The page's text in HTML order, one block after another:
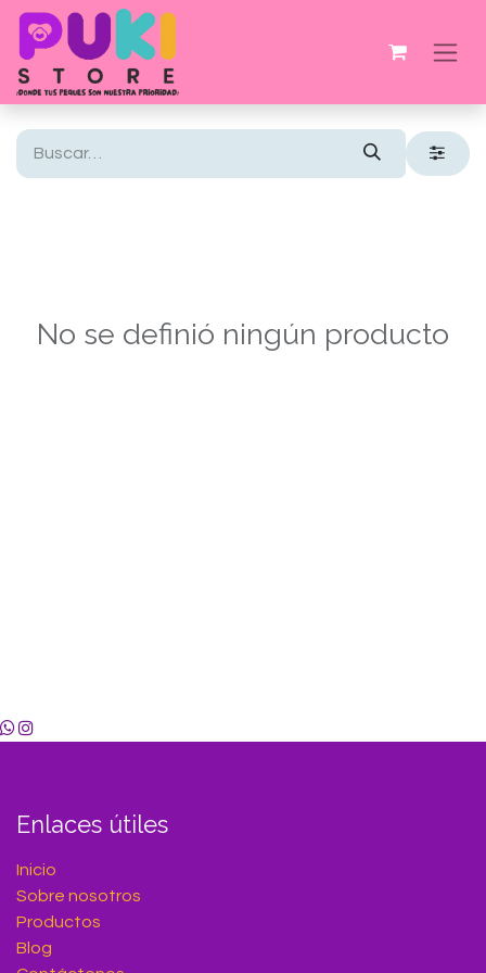
No se definió ningún producto
Enlaces útiles
Inicio
Sobre nosotros
Productos
Blog